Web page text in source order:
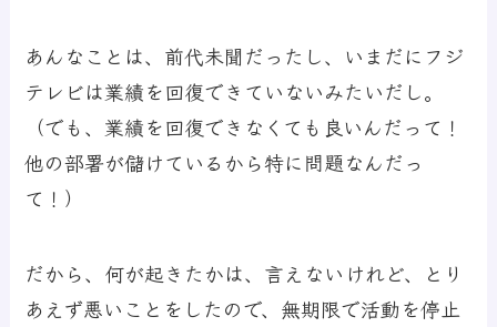
あんなことは、前代未聞だったし、いまだにフジ
テレビは業績を回復できていないみたいだし。
（でも、業績を回復できなくても良いんだって！
他の部署が儲けているから特に問題なんだっ
て！）
だから、何が起きたかは、言えないけれど、とり
あえず悪いことをしたので、無期限で活動を停止